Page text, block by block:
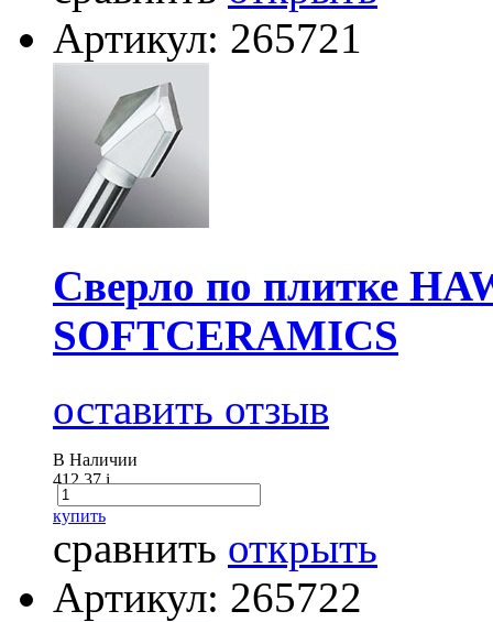
Артикул: 265721
Сверло по плитке
SOFTCERAMICS
оставить отзыв
В Наличии
412.37i
купить
сравнить открыть
Артикул: 265722